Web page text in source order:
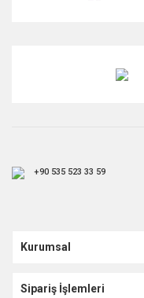
+90 535 523 33 59
Kurumsal
Sipariş İşlemleri